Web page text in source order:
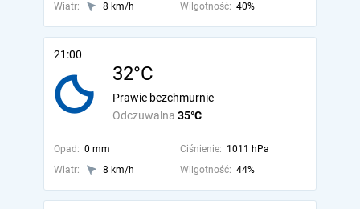
Wiatr:
8 km/h Wilgotność: 40%
21:00
32°C
Odczuwalna 35°C
Prawie bezchmurnie
Opad: 0 mm Ciśnienie: 1011 hPa
Wiatr:
8 km/h Wilgotność: 44%